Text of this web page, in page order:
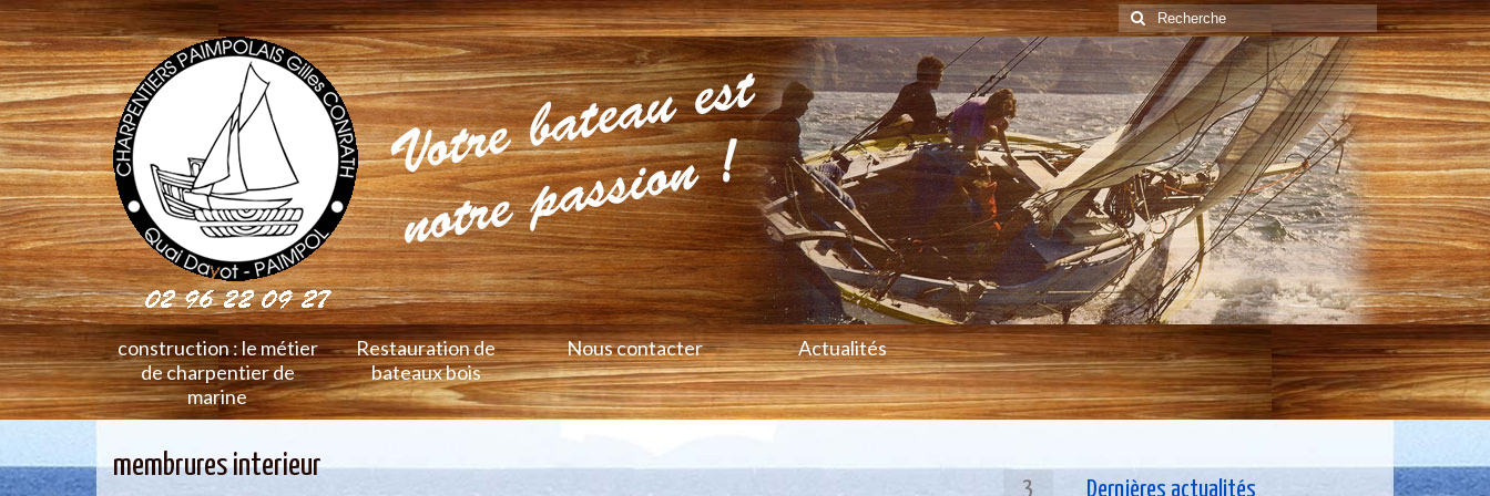
Rechercher
:
construction : le métier
de charpentier de
marine
Restauration de
bateaux bois
Nous contacter Actualités
3
membrures interieur
Dernières actualités